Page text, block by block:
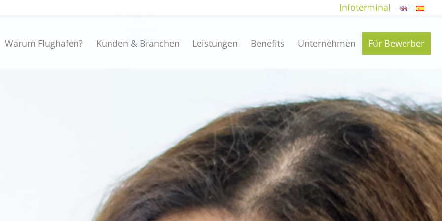
Infoterminal
Warum Flughafen? Kunden & Branchen Leistungen Benefits Unternehmen Für Bewerber